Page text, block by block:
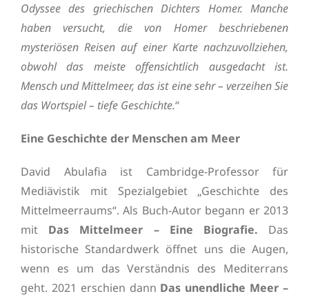
Odyssee des griechischen Dichters Homer. Manche
haben versucht, die von Homer beschriebenen
mysteriösen Reisen auf einer Karte nachzuvollziehen,
obwohl das meiste offensichtlich ausgedacht ist.
Mensch und Mittelmeer, das ist eine sehr – verzeihen Sie
das Wortspiel – tiefe Geschichte.“
Eine Geschichte der Menschen am Meer
David Abulafia ist Cambridge-Professor für
Mediävistik mit Spezialgebiet „Geschichte des
Mittelmeerraums“. Als Buch-Autor begann er 2013
mit Das Mittelmeer – Eine Biografie. Das
historische Standardwerk öffnet uns die Augen,
wenn es um das Verständnis des Mediterrans
geht. 2021 erschien dann Das unendliche Meer –